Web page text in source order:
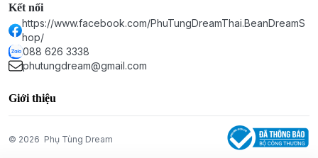
Kết nối
https://www.facebook.com/PhuTungDreamThai.BeanDreamS
hop/
088 626 3338
phutungdream@gmail.com
Giới thiệu
© 2026 Phụ Tùng Dream